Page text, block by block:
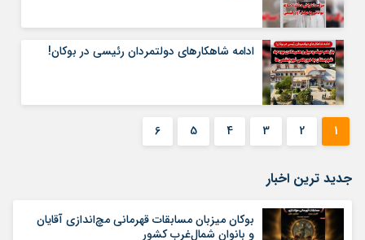
ادامه شاهکارهای دولتمردان رئیسی در بوکان!
1
2
3
4
5
6
جدید ترین اخبار
بوکان میزبان مسابقات قهرمانی مچ‌اندازی آقایان
و بانوان شمال‌غرب کشور